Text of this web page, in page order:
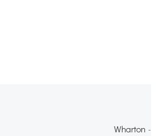
Wharton -